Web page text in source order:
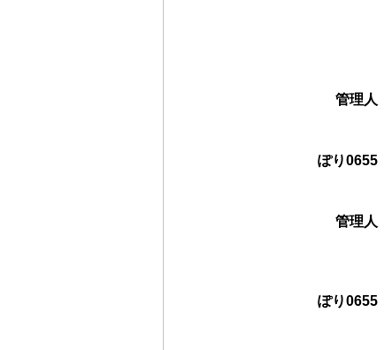
管理人
ぽり0655
管理人
ぽり0655